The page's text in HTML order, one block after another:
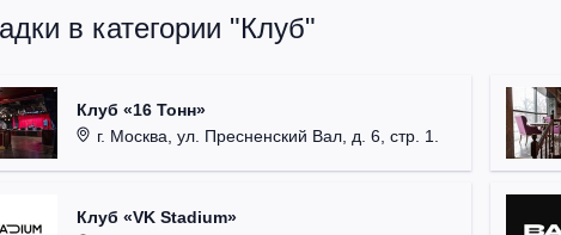
в категории "Клуб"
Клуб «16 Тонн»
г. Москва, ул. Пресненский Вал, д. 6, стр. 1.
Клуб «VK Stadium»